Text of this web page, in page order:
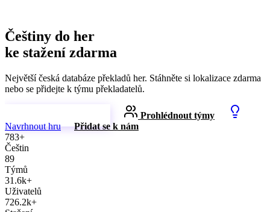
Češtiny do her
ke stažení zdarma
Největší česká databáze překladů her. Stáhněte si lokalizace zdarma
nebo se přidejte k týmu překladatelů.
Prohlédnout týmy
Navrhnout hru
Přidat se k nám
783+
Češtin
89
Týmů
31.6k+
Uživatelů
726.2k+